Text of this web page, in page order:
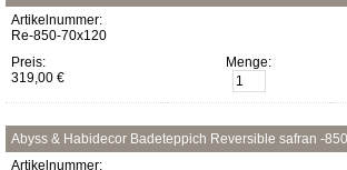
Artikelnummer:
Re-850-70x120
Preis:
319,00 €
Menge:
Abyss & Habidecor Badeteppich Reversible safran -
Artikelnummer: